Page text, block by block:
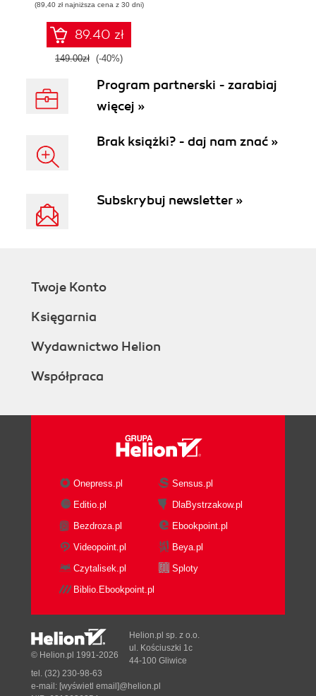
(89,40 zł najniższa cena z 30 dni)
89.40 zł
149.00zł (-40%)
Program partnerski - zarabiaj
więcej »
Brak książki? - daj nam znać »
Subskrybuj newsletter »
Twoje Konto
Księgarnia
Wydawnictwo Helion
Współpraca
Onepress.pl
Sensus.pl
Editio.pl
DlaBystrzakow.pl
Bezdroza.pl
Ebookpoint.pl
Videopoint.pl
Beya.pl
Czytalisek.pl
Sploty
Biblio.Ebookpoint.pl
© Helion.pl 1991-2026
Helion.pl sp. z o.o.
ul. Kościuszki 1c
44-100 Gliwice
tel. (32) 230-98-63
e-mail: [wyświetl email]@helion.pl